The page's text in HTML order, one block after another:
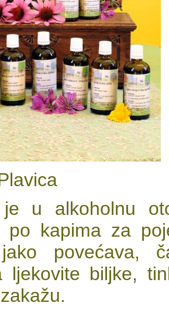
je u alkoholnu
po kapima za
povećava,
ljekovite biljke,